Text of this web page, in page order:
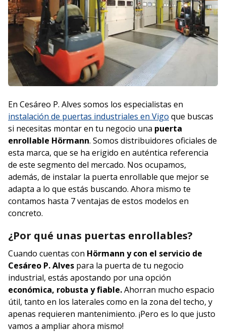
En Cesáreo P. Alves somos los especialistas en
instalación de puertas industriales en Vigo que buscas
si necesitas montar en tu negocio una puerta
enrollable Hörmann. Somos distribuidores oficiales de
esta marca, que se ha erigido en auténtica referencia
de este segmento del mercado. Nos ocupamos,
además, de instalar la puerta enrollable que mejor se
adapta a lo que estás buscando. Ahora mismo te
contamos hasta 7 ventajas de estos modelos en
concreto.
¿Por qué unas puertas enrollables?
Cuando cuentas con Hörmann y con el servicio de
Cesáreo P. Alves para la puerta de tu negocio
industrial, estás apostando por una opción
económica, robusta y fiable.Ahorran mucho espacio
útil, tanto en los laterales como en la zona del techo, y
apenas requieren mantenimiento. ¡Pero es lo que justo
vamos a ampliar ahora mismo!